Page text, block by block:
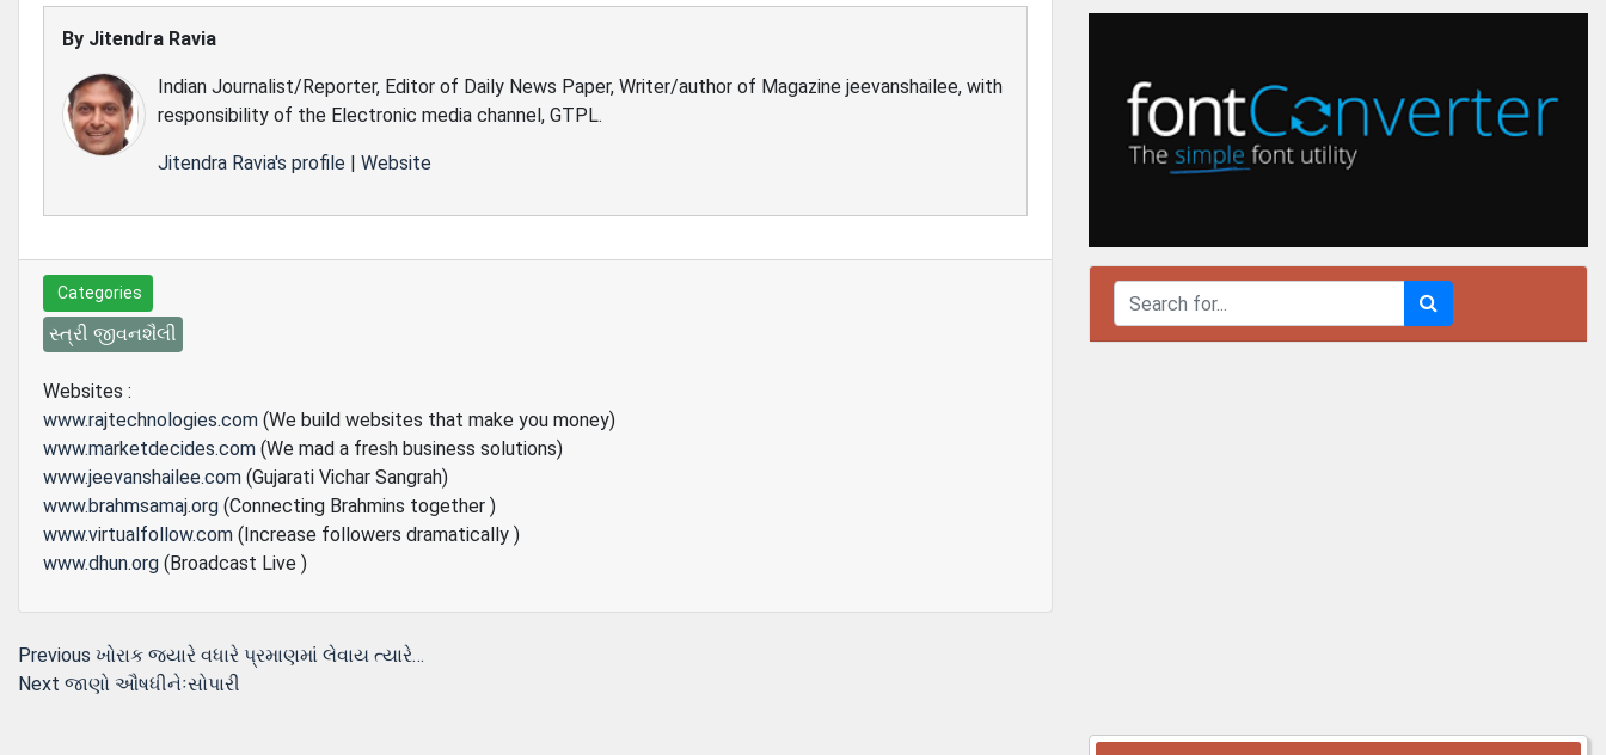
By Jitendra Ravia
Indian Journalist/Reporter, Editor of Daily News Paper, Writer/author of Magazine jeevanshailee, with
responsibility of the Electronic media channel, GTPL.
Jitendra Ravia's profile | Website
Categories
સ્ત્રી જીવનશૈલી
Websites :
www.rajtechnologies.com (We build websites that make you money)
www.marketdecides.com (We mad a fresh business solutions)
www.jeevanshailee.com (Gujarati Vichar Sangrah)
www.brahmsamaj.org (Connecting Brahmins together )
www.virtualfollow.com (Increase followers dramatically )
www.dhun.org (Broadcast Live )
Post
navigation
Previous Previous
post:
ખોરાક જ્યારે વધારે પ્રમાણમાં લેવાય ત્યારે…
Next Next
જાણો ઔષધીનેઃસોપારી